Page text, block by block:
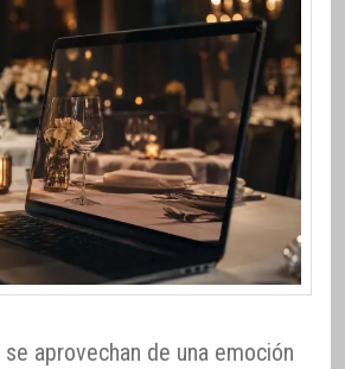
aprovechan de una emoción